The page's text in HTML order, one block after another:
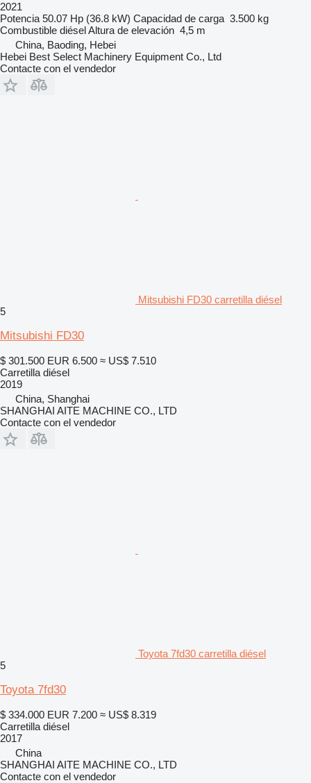
2021
Potencia 50.07 Hp (36.8 kW) Capacidad de carga 3.500 kg
Combustible diéselAltura de elevación 4,5 m
China, Baoding, Hebei
Hebei Best Select Machinery Equipment Co., Ltd
Contacte con el vendedor
Mitsubishi FD30 carretilla diésel
5
Mitsubishi FD30
$ 301.500 EUR 6.500 ≈ US$ 7.510
Carretilla diésel
2019
China, Shanghai
SHANGHAI AITE MACHINE CO., LTD
Contacte con el vendedor
Toyota 7fd30 carretilla diésel
5
Toyota 7fd30
$ 334.000 EUR 7.200 ≈ US$ 8.319
Carretilla diésel
2017
China
SHANGHAI AITE MACHINE CO., LTD
Contacte con el vendedor